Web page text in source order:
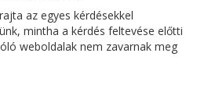
az egyes kérdésekkel
mintha a kérdés feltevése előtti
weboldalak nem zavarnak meg